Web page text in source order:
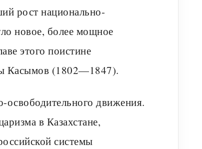
рост национально-
новое, более мощное
этого поистине
Касымов (1802—1847).
движения.
в Казахстане,
системы